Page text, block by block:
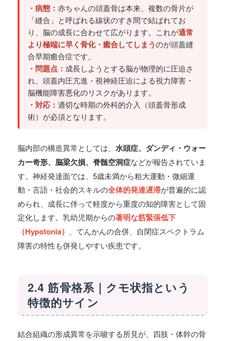
・病態： 赤ちゃんの頭蓋骨は本来、複数の骨片が
「縫合」と呼ばれる線状のすき間で結ばれてお
り、脳の成長に合わせて広がります。これが通常
より極端に早く骨化・癒合してしまうのが頭蓋縫
合早期癒合症です。
・問題点： 成長しようとする脳が物理的に圧迫さ
れ、頭蓋内圧亢進・視神経圧迫による視力障害・
脳機能障害悪化のリスクがあります。
・対応： 適切な時期の外科的介入（頭蓋骨形成
術）が必須となります。
脳内部の構造異常としては、 水頭症、ダンディ・ウォー
カー奇形、脳梁欠損、脊髄空洞症などが報告されていま
す。神経発達面では、5歳未満から粗大運動・微細運
動・言語・社会的スキルの全体的発達遅滞が普遍的に認
められ、成長に伴って軽度から重度の知的障害として固
定化します。乳幼児期からの著明な筋緊張低下
（Hypotonia）
、てんかんの合併、自閉症スペクトラム
障害の特性も併発しやすい疾患です。
2.4 筋骨格系｜クモ状指という
特徴的サイン
結合組織の形成異常を示唆する所見が、四肢・体幹の骨